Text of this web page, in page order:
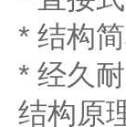
* 结构
* 经久
结构原